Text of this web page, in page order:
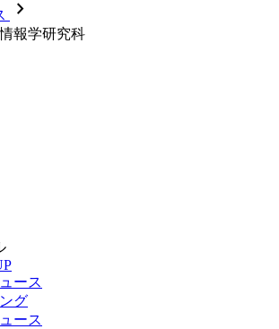
chevron_forward
報学研究科
ース
グ
ース